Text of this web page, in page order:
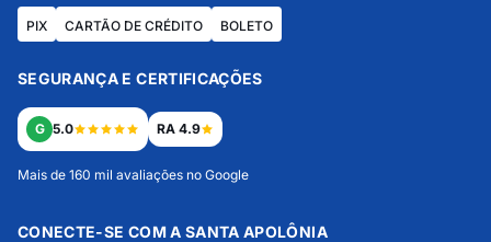
PIX CARTÃO DE CRÉDITO BOLETO
SEGURANÇA E CERTIFICAÇÕES
G 5.0 RA 4.9
Mais de 160 mil avaliações no Google
CONECTE-SE COM A SANTA APOLÔNIA